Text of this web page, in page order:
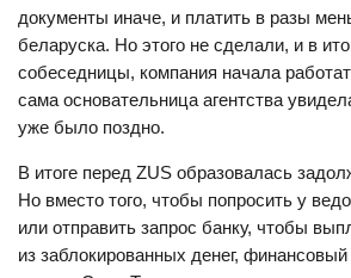
документы иначе, и платить в разы
беларуска. Но этого не сделали, и в
собеседницы, компания начала
сама основательница агентства
уже было поздно.
В итоге перед ZUS образовалась
Но вместо того, чтобы попросить у
или отправить запрос банку, чтобы
из заблокированных денег,